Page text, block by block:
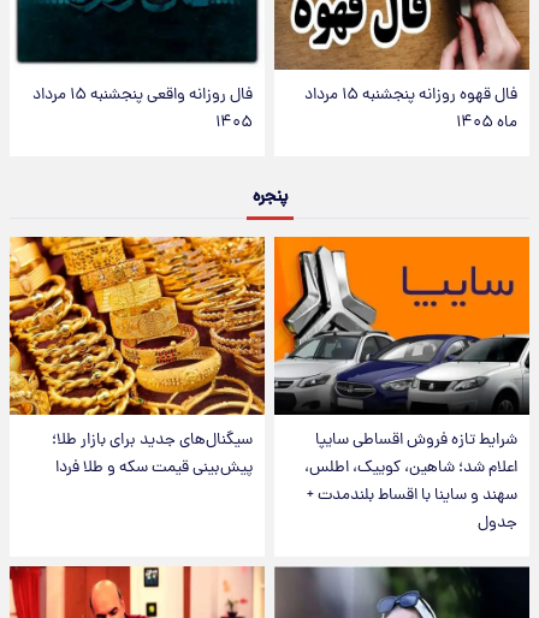
فال قهوه روزانه پنجشنبه ۱۵ مرداد
ماه ۱۴۰۵
فال روزانه واقعی پنجشنبه ۱۵ مرداد
۱۴۰۵
پنجره
شرایط تازه فروش اقساطی سایپا
اعلام شد؛ شاهین، کوییک، اطلس،
سهند و ساینا با اقساط بلندمدت +
جدول
سیگنال‌های جدید برای بازار طلا؛
پیش‌بینی قیمت سکه و طلا فردا